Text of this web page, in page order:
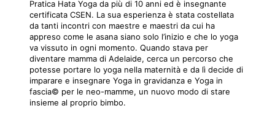
Pratica Hata Yoga da più di 10 anni ed è insegnante
certificata CSEN. La sua esperienza è stata costellata
da tanti incontri con maestre e maestri da cui ha
appreso come le asana siano solo l’inizio e che lo yoga
va vissuto in ogni momento. Quando stava per
diventare mamma di Adelaide, cerca un percorso che
potesse portare lo yoga nella maternità e da lì decide di
imparare e insegnare Yoga in gravidanza e Yoga in
fascia© per le neo-mamme, un nuovo modo di stare
insieme al proprio bimbo.